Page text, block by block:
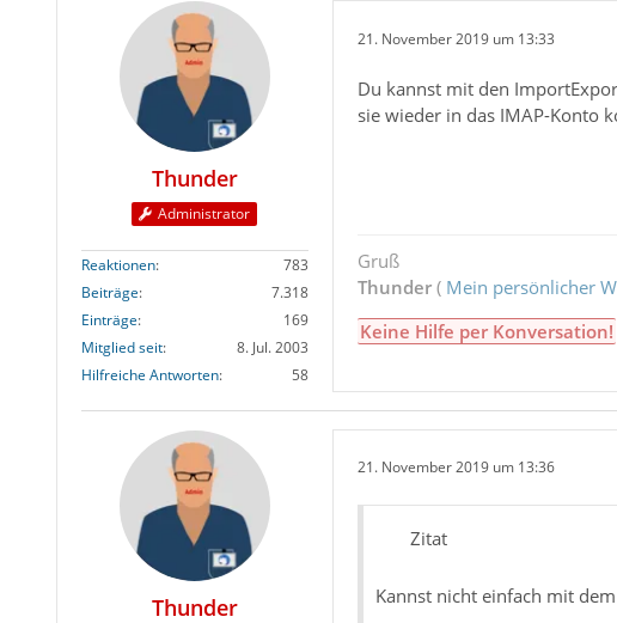
Thunder
Administrator
Reaktionen
783
Beiträge
7.318
Einträge
169
Mitglied seit
8. Jul. 2003
Hilfreiche Antworten
58
21. November 2019 um 13:33
Du kannst mit den
sie wieder in das IMAP-Konto
Gruß
Thunder( Mein persönlicher
Keine Hilfe per Konversation!
Thunder
21. November 2019 um 13:36
Zitat
Kannst nicht einfach mit